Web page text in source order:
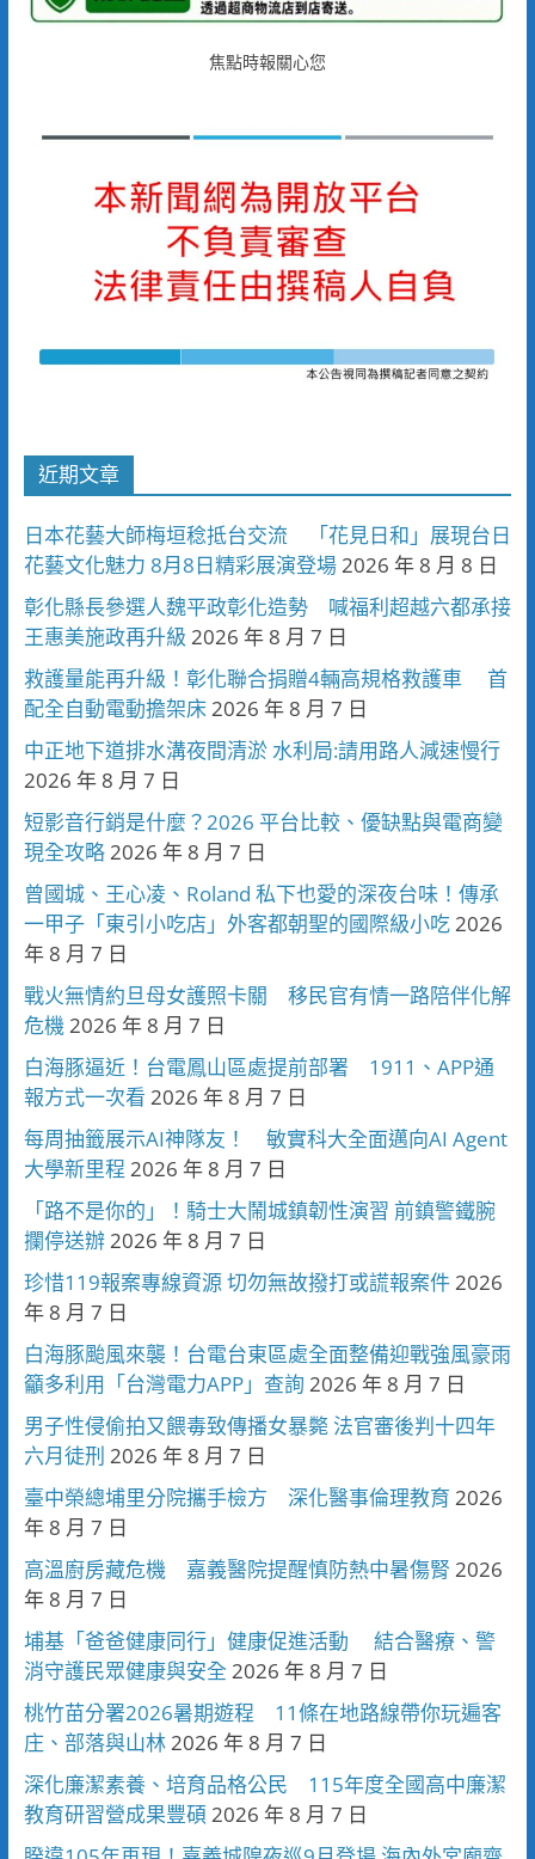
焦點時報關心您
近期文章
日本花藝大師梅垣稔抵台交流 「花見日和」展現台日
花藝文化魅力 8月8日精彩展演登場 2026 年 8 月 8 日
彰化縣長參選人魏平政彰化造勢 喊福利超越六都承接
王惠美施政再升級 2026 年 8 月 7 日
救護量能再升級！彰化聯合捐贈4輛高規格救護車 首
配全自動電動擔架床 2026 年 8 月 7 日
中正地下道排水溝夜間清淤 水利局:請用路人減速慢行
2026 年 8 月 7 日
短影音行銷是什麼？2026 平台比較、優缺點與電商變
現全攻略 2026 年 8 月 7 日
曾國城、王心凌、Roland 私下也愛的深夜台味！傳承
一甲子「東引小吃店」外客都朝聖的國際級小吃 2026
年 8 月 7 日
戰火無情約旦母女護照卡關 移民官有情一路陪伴化解
危機 2026 年 8 月 7 日
白海豚逼近！台電鳳山區處提前部署 1911、APP通
報方式一次看 2026 年 8 月 7 日
每周抽籤展示AI神隊友！ 敏實科大全面邁向AI Agent
大學新里程 2026 年 8 月 7 日
「路不是你的」！騎士大鬧城鎮韌性演習 前鎮警鐵腕
攔停送辦 2026 年 8 月 7 日
珍惜119報案專線資源 切勿無故撥打或謊報案件 2026
年 8 月 7 日
白海豚颱風來襲！台電台東區處全面整備迎戰強風豪雨
籲多利用「台灣電力APP」查詢 2026 年 8 月 7 日
男子性侵偷拍又餵毒致傳播女暴斃 法官審後判十四年
六月徒刑 2026 年 8 月 7 日
臺中榮總埔里分院攜手檢方 深化醫事倫理教育 2026
年 8 月 7 日
高溫廚房藏危機 嘉義醫院提醒慎防熱中暑傷腎 2026
年 8 月 7 日
埔基「爸爸健康同行」健康促進活動 結合醫療、警
消守護民眾健康與安全 2026 年 8 月 7 日
桃竹苗分署2026暑期遊程 11條在地路線帶你玩遍客
庄、部落與山林 2026 年 8 月 7 日
深化廉潔素養、培育品格公民 115年度全國高中廉潔
教育研習營成果豐碩 2026 年 8 月 7 日